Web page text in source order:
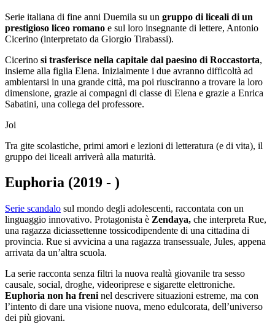
Serie italiana di fine anni Duemila su un gruppo di liceali di un
prestigioso liceo romano e sul loro insegnante di lettere, Antonio
Cicerino (interpretato da Giorgio Tirabassi).
Cicerino si trasferisce nella capitale dal paesino di Roccastorta,
insieme alla figlia Elena. Inizialmente i due avranno difficoltà ad
ambientarsi in una grande città, ma poi riusciranno a trovare la loro
dimensione, grazie ai compagni di classe di Elena e grazie a Enrica
Sabatini, una collega del professore.
Joi
Tra gite scolastiche, primi amori e lezioni di letteratura (e di vita), il
gruppo dei liceali arriverà alla maturità.
Euphoria (2019 - )
Serie scandalo sul mondo degli adolescenti, raccontata con un
linguaggio innovativo. Protagonista è Zendaya, che interpreta Rue,
una ragazza diciassettenne tossicodipendente di una cittadina di
provincia. Rue si avvicina a una ragazza transessuale, Jules, appena
arrivata da un’altra scuola.
La serie racconta senza filtri la nuova realtà giovanile tra sesso
causale, social, droghe, videoriprese e sigarette elettroniche.
Euphoria non ha freni nel descrivere situazioni estreme, ma con
l’intento di dare una visione nuova, meno edulcorata, dell’universo
dei più giovani.